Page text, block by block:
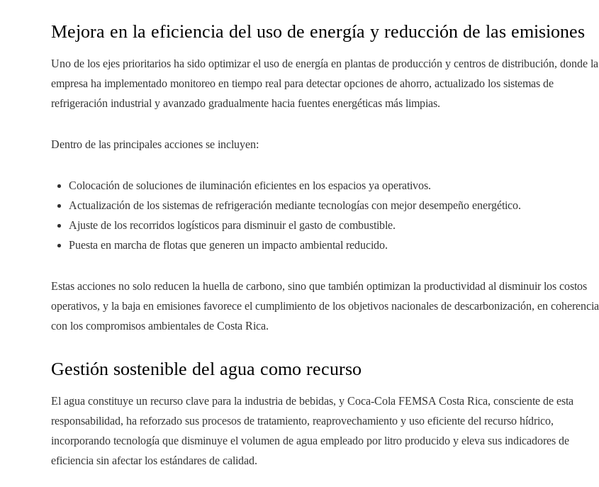
Mejora en la eficiencia del uso de energía y reducción de las emisiones
Uno de los ejes prioritarios ha sido optimizar el uso de energía en plantas de producción y centros de distribución, donde la
empresa ha implementado monitoreo en tiempo real para detectar opciones de ahorro, actualizado los sistemas de
refrigeración industrial y avanzado gradualmente hacia fuentes energéticas más limpias.
Dentro de las principales acciones se incluyen:
Colocación de soluciones de iluminación eficientes en los espacios ya operativos.
Actualización de los sistemas de refrigeración mediante tecnologías con mejor desempeño energético.
Ajuste de los recorridos logísticos para disminuir el gasto de combustible.
Puesta en marcha de flotas que generen un impacto ambiental reducido.
Estas acciones no solo reducen la huella de carbono, sino que también optimizan la productividad al disminuir los costos
operativos, y la baja en emisiones favorece el cumplimiento de los objetivos nacionales de descarbonización, en coherencia
con los compromisos ambientales de Costa Rica.
Gestión sostenible del agua como recurso
El agua constituye un recurso clave para la industria de bebidas, y Coca-Cola FEMSA Costa Rica, consciente de esta
responsabilidad, ha reforzado sus procesos de tratamiento, reaprovechamiento y uso eficiente del recurso hídrico,
incorporando tecnología que disminuye el volumen de agua empleado por litro producido y eleva sus indicadores de
eficiencia sin afectar los estándares de calidad.